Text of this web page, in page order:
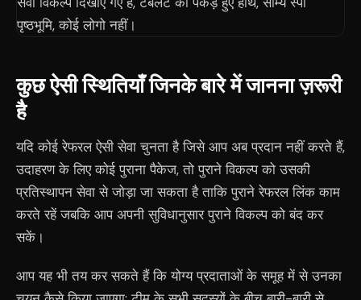
कुछ ऐसी स्थितियाँ जिनके बारे में जानना ज़रूरी
है
यदि कोई रेफरल ऐसी सेवा चुनता है जिसे आप अब प्रदान नहीं करते हैं,
उदाहरण के लिए कोई पुराना पैकेज, तो पुराने विकल्प को उसकी
प्रतिस्थापन सेवा से जोड़ा जा सकता है ताकि पुराने रेफरल लिंक काम
करते रहें जबकि आप अपनी सुविधानुसार पुराने विकल्प को बंद कर
सकें।
आप यह भी तय कर सकते हैं कि योग्य प्रदाताओं के समूह में से उनका